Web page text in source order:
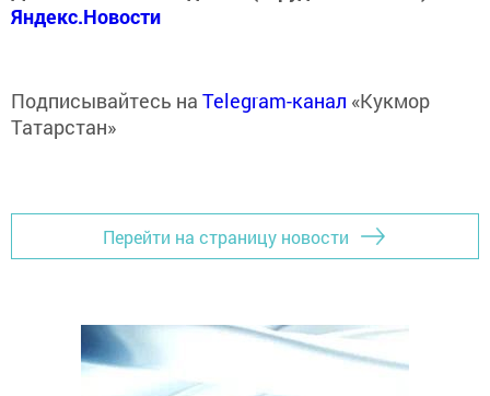
Яндекс.Новости
Подписывайтесь на Telegram-канал «Кукмор
Татарстан»
Перейти на страницу новости